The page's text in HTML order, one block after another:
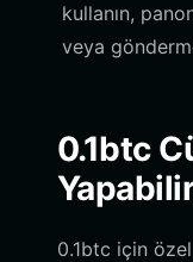
kullanın,
veya
0.1btc
0.1btc için